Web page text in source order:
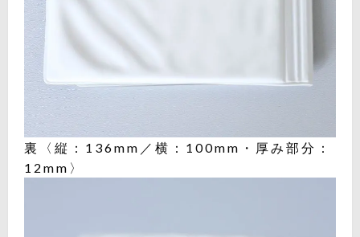
裏〈縦：136mm／横：100mm・厚み部分：
12mm〉